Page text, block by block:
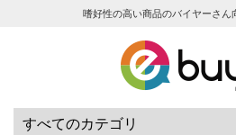
嗜好性の高い商品のバイヤーさん